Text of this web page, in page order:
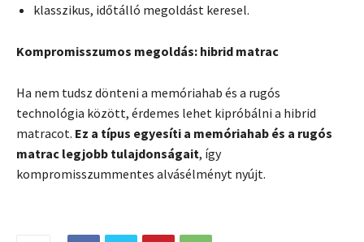
klasszikus, időtálló megoldást keresel.
Kompromisszumos megoldás: hibrid matrac
Ha nem tudsz dönteni a memóriahab és a rugós
technológia között, érdemes lehet kipróbálni a hibrid
matracot. Ez a típus egyesíti a memóriahab és a rugós
matrac legjobb tulajdonságait, így
kompromisszummentes alvásélményt nyújt.